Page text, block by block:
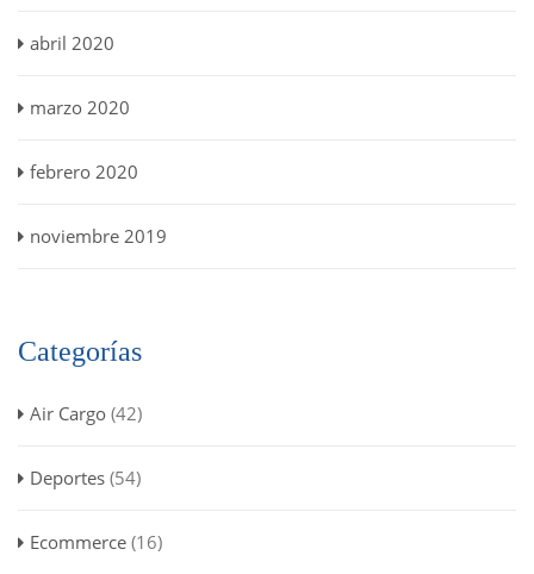
abril 2020
marzo 2020
febrero 2020
noviembre 2019
Categorías
Air Cargo (42)
Deportes (54)
Ecommerce (16)